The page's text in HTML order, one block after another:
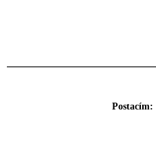
Postacím: